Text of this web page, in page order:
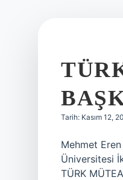
Tarih: Kasım 12,
Mehmet
Üniversitesi
TÜRK